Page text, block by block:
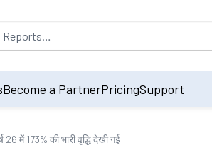
by default on accessing the input field.
Become a PartnerPricingSupport
26 में 173% की भारी वृद्धि देखी गई